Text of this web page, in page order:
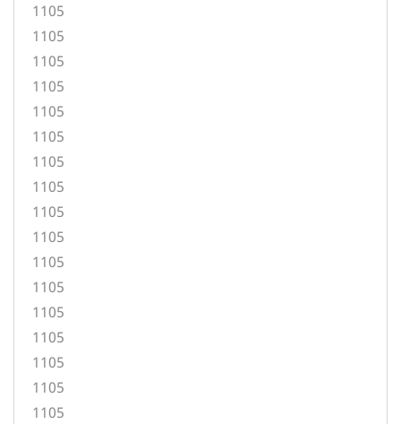
1105
1105
1105
1105
1105
1105
1105
1105
1105
1105
1105
1105
1105
1105
1105
1105
1105